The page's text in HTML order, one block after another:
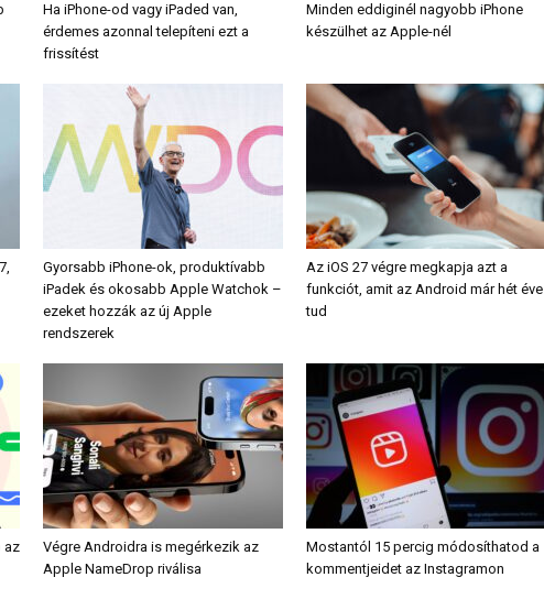
Ha iPhone-od vagy iPaded van,
érdemes azonnal telepíteni ezt a
frissítést
Minden eddiginél nagyobb iPhone
készülhet az Apple-nél
Gyorsabb iPhone-ok, produktívabb
iPadek és okosabb Apple Watchok –
ezeket hozzák az új Apple
rendszerek
Az iOS 27 végre megkapja azt a
funkciót, amit az Android már hét éve
tud
az
Végre Androidra is megérkezik az
Apple NameDrop riválisa
Mostantól 15 percig módosíthatod a
kommentjeidet az Instagramon